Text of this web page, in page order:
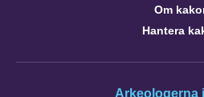
Om
Hantera
Arkeologerna